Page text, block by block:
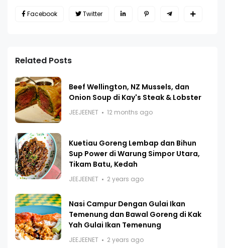
Facebook Twitter
Related Posts
Beef Wellington, NZ Mussels, dan
Onion Soup di Kay's Steak & Lobster
JEEJEENET 12 months ago
Kuetiau Goreng Lembap dan Bihun
Sup Power di Warung Simpor Utara,
Tikam Batu, Kedah
JEEJEENET 2 years ago
Nasi Campur Dengan Gulai Ikan
Temenung dan Bawal Goreng di Kak
Yah Gulai Ikan Temenung
JEEJEENET 2 years ago